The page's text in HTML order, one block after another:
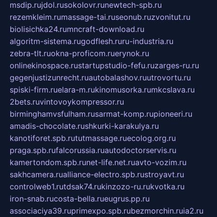
msdip.rujdol.rusokolovr.runewtech-spb.ru
rezemkleim.rumassage-tai.ruseonub.ruzvonitut.ru
biolisichka24.rumncraft-download.ru
algoritm-sistema.rugodflesh.ruru-industria.ru
zebra-tlt.ruokna-proficom.ruerynok.ru
onlinekinospace.rustartupstudio-fefu.ruzarges-ru.ru
gegenjustizunrecht.ruautobalashov.ruutrovortu.ru
spiski-firm.ruelara-m.rukinomusorka.rumkcslava.ru
2bets.ruvintovoykompressor.ru
birminghamvsfulham.rusarmat-komp.rupioneeri.ru
amadis-chocolate.rushkurki-karakulya.ru
kanotiforet.spb.rututmassage.ruecolog.org.ru
praga.spb.rufalcorussia.ruautodoctorservis.ru
kamertondom.spb.runet-life.net.ruavto-vozim.ru
sakhcamera.rualliance-electro.spb.rustroyavt.ru
controlweb1.rutdsak74.rukinzozo-ru.rukvotka.ru
iron-snab.rucosta-bella.rueugrus.pp.ru
associaciya39.ruprimexpo.spb.rubezmorchin.ruia2.ru